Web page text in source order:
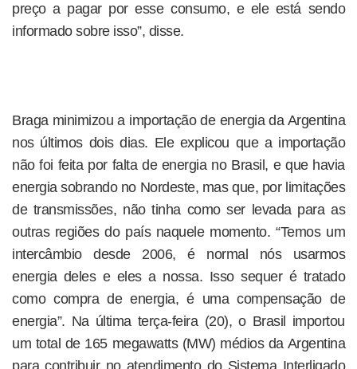
preço a pagar por esse consumo, e ele está sendo
informado sobre isso”, disse.
Braga minimizou a importação de energia da Argentina
nos últimos dois dias. Ele explicou que a importação
não foi feita por falta de energia no Brasil, e que havia
energia sobrando no Nordeste, mas que, por limitações
de transmissões, não tinha como ser levada para as
outras regiões do país naquele momento. “Temos um
intercâmbio desde 2006, é normal nós usarmos
energia deles e eles a nossa. Isso sequer é tratado
como compra de energia, é uma compensação de
energia”. Na última terça-feira (20), o Brasil importou
um total de 165 megawatts (MW) médios da Argentina
para contribuir no atendimento do Sistema Interligado